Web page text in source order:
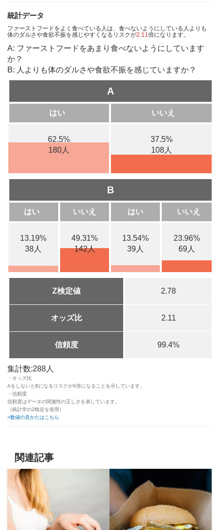
統計データ
ファーストフードをよく食べている人は、食べないようにしている人よりも
体のダルさや食欲不振を感じやすくなるリスクが2.11倍になります。
A: ファーストフードをあまり食べないようにしています
か？
B: 人よりも体のダルさや食欲不振を感じていますか？
A
はい いいえ
62.5%
180人
37.5%
108人
B
はい いいえ はい いいえ
13.19%
38人
49.31%
142人
13.54%
39人
23.96%
69人
Z検定値 2.78
オッズ比 2.11
信頼度 99.4%
集計数:288人
・オッズ比
AをしないとBになるリスクがX倍になることを示しています。
・信頼度
信頼度はデータの関連性の正しさを表しています。
（統計学のZ検定を使用）
>数値の見かたはこちら
関連記事